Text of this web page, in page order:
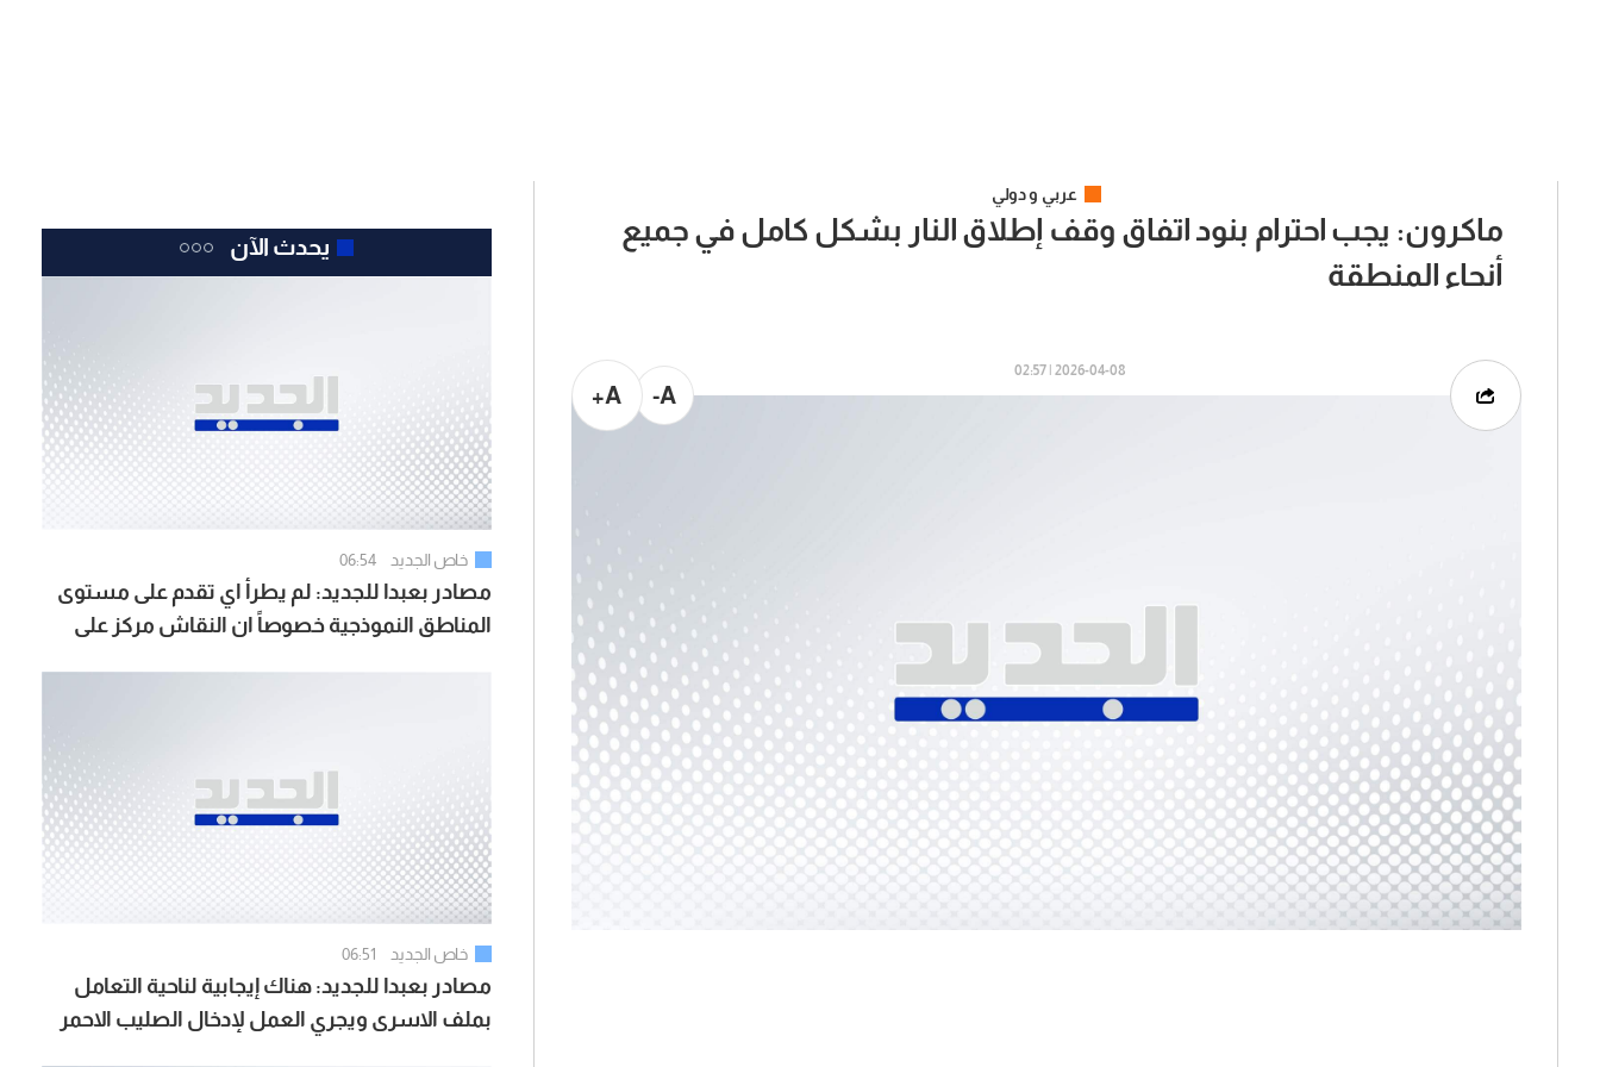
عربي و دولي
ماكرون: يجب احترام بنود اتفاق وقف إطلاق النار بشكل كامل في جميع
أنحاء المنطقة
2026-04-08 | 02:57
A-
A+
يحدث الآن
خاص الجديد 06:54
مصادر بعبدا للجديد: لم يطرأ اي تقدم على مستوى
المناطق النموذجية خصوصاً ان النقاش مركز على
خاص الجديد 06:51
مصادر بعبدا للجديد: هناك إيجابية لناحية التعامل
بملف الاسرى ويجري العمل لإدخال الصليب الاحمر